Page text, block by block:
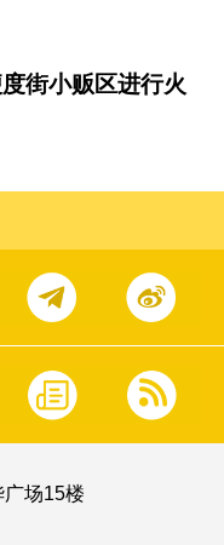
街小贩区进行火
场15楼